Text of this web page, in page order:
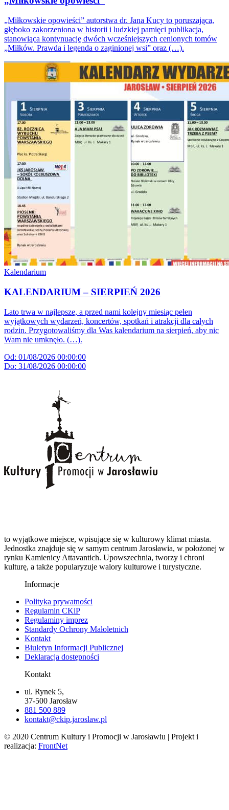
„Miłkowskie opowieści” autorstwa dr. Jana Kucy to poruszająca,
głęboko zakorzeniona w historii i ludzkiej pamięci publikacja,
stanowiąca kontynuację dwóch wcześniejszych cenionych tomów
„Miłków. Prawda i legenda o zaginionej wsi” oraz (…).
Kalendarium
KALENDARIUM – SIERPIEŃ 2026
Lato trwa w najlepsze, a przed nami kolejny miesiąc pełen
wyjątkowych wydarzeń, koncertów, spotkań i atrakcji dla całych
rodzin. Przygotowaliśmy dla Was kalendarium na sierpień, aby nic
Wam nie umknęło. (…).
Od: 01/08/2026 00:00:00
Do: 31/08/2026 00:00:00
to wyjątkowe miejsce, wpisujące się w kulturowy klimat miasta.
Jednostka znajduje się w samym centrum Jarosławia, w położonej w
rynku Kamienicy Attavantich. Upowszechnia, tworzy i chroni
kulturę, a także popularyzuje walory kulturowe i turystyczne.
Informacje
Polityka prywatności
Regulamin CKiP
Regulaminy imprez
Standardy Ochrony Małoletnich
Kontakt
Biuletyn Informacji Publicznej
Deklaracja dostępności
Kontakt
ul. Rynek 5,
37-500 Jarosław
881 500 889
kontakt@ckip.jaroslaw.pl
© 2020 Centrum Kultury i Promocji w Jarosławiu | Projekt i
realizacja: FrontNet